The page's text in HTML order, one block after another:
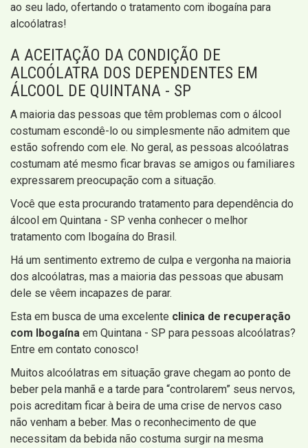
ao seu lado, ofertando o tratamento com ibogaína para
alcoólatras!
A ACEITAÇÃO DA CONDIÇÃO DE
ALCOÓLATRA DOS DEPENDENTES EM
ÁLCOOL DE QUINTANA - SP
A maioria das pessoas que têm problemas com o álcool
costumam escondê-lo ou simplesmente não admitem que
estão sofrendo com ele. No geral, as pessoas alcoólatras
costumam até mesmo ficar bravas se amigos ou familiares
expressarem preocupação com a situação.
Você que esta procurando tratamento para dependência do
álcool em Quintana - SP venha conhecer o melhor
tratamento com Ibogaína do Brasil.
Há um sentimento extremo de culpa e vergonha na maioria
dos alcoólatras, mas a maioria das pessoas que abusam
dele se vêem incapazes de parar.
Esta em busca de uma excelente clinica de recuperação
com Ibogaína em Quintana - SP para pessoas alcoólatras?
Entre em contato conosco!
Muitos alcoólatras em situação grave chegam ao ponto de
beber pela manhã e a tarde para “controlarem” seus nervos,
pois acreditam ficar à beira de uma crise de nervos caso
não venham a beber. Mas o reconhecimento de que
necessitam da bebida não costuma surgir na mesma